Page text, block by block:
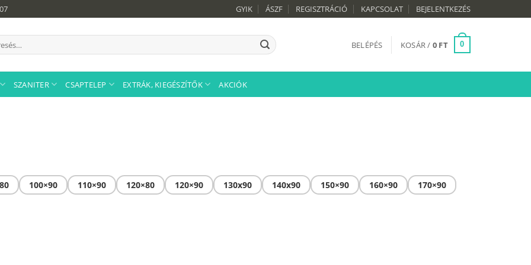
GYIK ÁSZF REGISZTRÁCIÓ KAPCSOLAT BEJELENTKEZÉS
BELÉPÉS KOSÁR / 0 FT 0
SZANITER CSAPTELEP EXTRÁK, KIEGÉSZÍTŐK AKCIÓK
100×90 110×90 120×80 120×90 130x90 140x90 150×90 160×90 170×90